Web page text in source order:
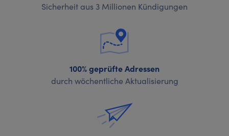
Sicherheit aus 3 Millionen Kündigungen
100% geprüfte Adressen
durch wöchentliche Aktualisierung